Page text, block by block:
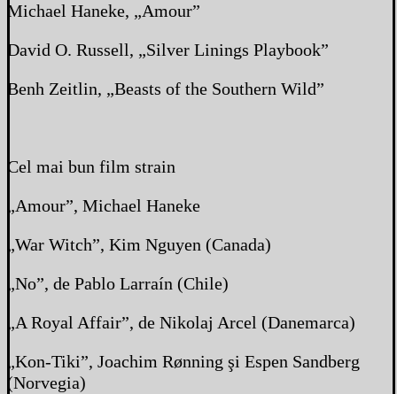
Michael Haneke, „Amour”
David O. Russell, „Silver Linings Playbook”
Benh Zeitlin, „Beasts of the Southern Wild”
Cel mai bun film strain
„Amour”, Michael Haneke
„War Witch”, Kim Nguyen (Canada)
„No”, de Pablo Larraín (Chile)
„A Royal Affair”, de Nikolaj Arcel (Danemarca)
„Kon-Tiki”, Joachim Rønning şi Espen Sandberg
(Norvegia)